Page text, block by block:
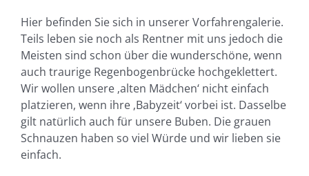
Hier befinden Sie sich in unserer Vorfahrengalerie.
Teils leben sie noch als Rentner mit uns jedoch die
Meisten sind schon über die wunderschöne, wenn
auch traurige Regenbogenbrücke hochgeklettert.
Wir wollen unsere ‚alten Mädchen‘ nicht einfach
platzieren, wenn ihre ‚Babyzeit‘ vorbei ist. Dasselbe
gilt natürlich auch für unsere Buben. Die grauen
Schnauzen haben so viel Würde und wir lieben sie
einfach.